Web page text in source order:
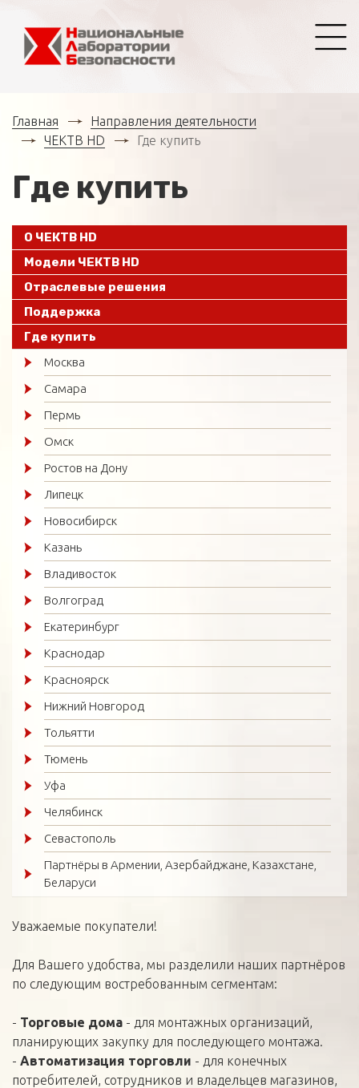
Главная
Направления деятельности
ЧЕКТВ HD
Где купить
Где купить
О ЧЕКТВ HD
Модели ЧЕКТВ HD
Отраслевые решения
Поддержка
Где купить
Москва
Самара
Пермь
Омск
Ростов на Дону
Липецк
Новосибирск
Казань
Владивосток
Волгоград
Екатеринбург
Краснодар
Красноярск
Нижний Новгород
Тольятти
Тюмень
Уфа
Челябинск
Севастополь
Партнёры в Армении, Азербайджане, Казахстане,
Беларуси
Уважаемые покупатели!
Для Вашего удобства, мы разделили наших партнёров
по следующим востребованным сегментам:
- Торговые дома - для монтажных организаций,
планирующих закупку для последующего монтажа.
- Автоматизация торговли - для конечных
потребителей, сотрудников и владельцев магазинов,